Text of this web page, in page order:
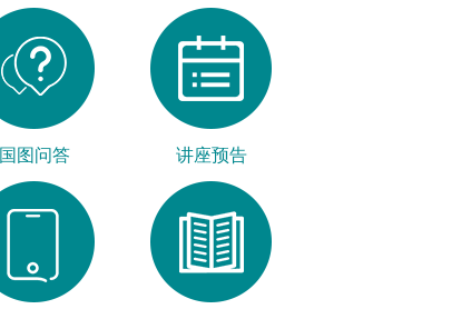
国图问答 讲座预告